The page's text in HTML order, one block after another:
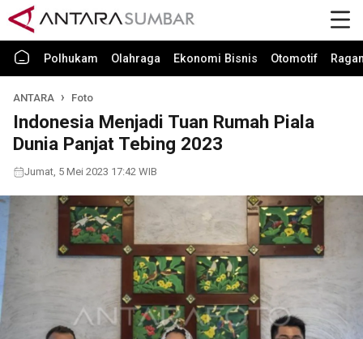
Polhukam Olahraga Ekonomi Bisnis Otomotif
ANTARA Foto
Indonesia Menjadi Tuan Rumah Piala
Dunia Panjat Tebing 2023
Jumat, 5 Mei 2023 17:42 WIB